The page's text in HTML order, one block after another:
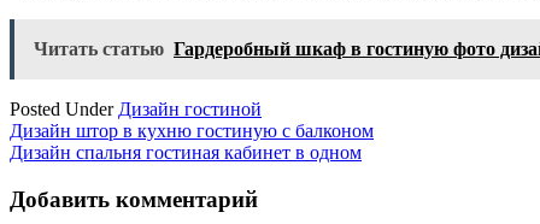
Читать статью Гардеробный шкаф в гостиную фото
Posted Under Дизайн гостиной
Навигация
по
записям
Дизайн штор в кухню гостиную с балконом
Дизайн спальня гостиная кабинет в одном
Добавить комментарий